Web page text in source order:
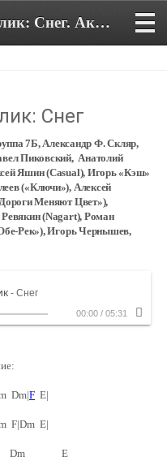
Проект Чёрный кролик: Снег. Аккорды и текст песни
Снег
7Б, Александр Ф. Скляр,
Пиковский, Анатолий
Яшин (Casual), Игорь «Кэш»
(«Ключи»), Алексей
Меняют Цвет»),
(Nagart), Роман
Рек»), Игорь Чернышев,
- Снег
00:00 / 05:31
Dm|F E|
F|Dm E|
E